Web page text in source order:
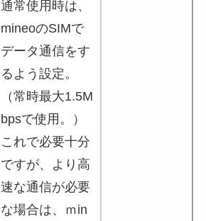
通常使用時は、
mineoのSIMで
データ通信をす
るよう設定。
（常時最大1.5M
bpsで使用。）
これで必要十分
ですが、より高
速な通信が必要
な場合は、ｍin